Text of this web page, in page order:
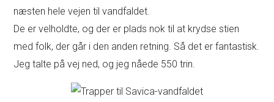
næsten hele vejen til vandfaldet.
De er velholdte, og der er plads nok til at krydse stien
med folk, der går i den anden retning. Så det er fantastisk.
Jeg talte på vej ned, og jeg nåede 550 trin.